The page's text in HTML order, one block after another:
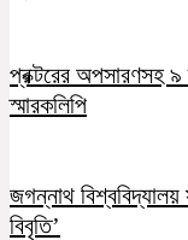
প্রক্টরের অপসারণসহ ৯
স্মারকলিপি
জগন্নাথ বিশ্ববিদ্যালয়
বিবৃতি’